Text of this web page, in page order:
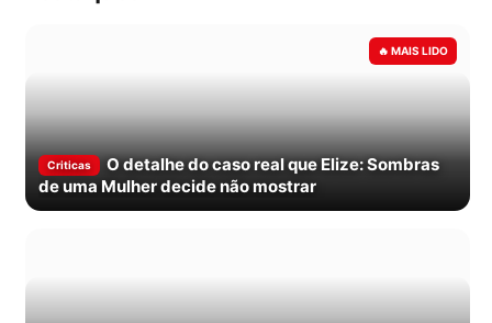
Criticas
O detalhe do caso real que Elize: Sombras
de uma Mulher decide não mostrar